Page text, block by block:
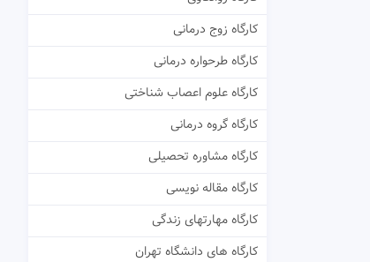
کارگاه زوج درمانی
کارگاه طرحواره درمانی
کارگاه علوم اعصاب شناختی
کارگاه گروه درمانی
کارگاه مشاوره تحصیلی
کارگاه مقاله نویسی
کارگاه مهارتهای زندگی
کارگاه های دانشگاه تهران